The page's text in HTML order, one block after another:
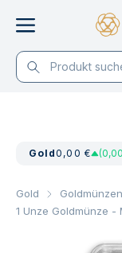
Gold0,00 €
Gold
1 Unze Goldmünze -